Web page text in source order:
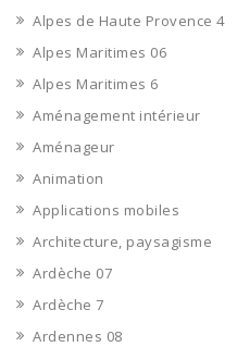
Alpes de Haute Provence 4
Alpes Maritimes 06
Alpes Maritimes 6
Aménagement intérieur
Aménageur
Animation
Applications mobiles
Architecture, paysagisme
Ardèche 07
Ardèche 7
Ardennes 08